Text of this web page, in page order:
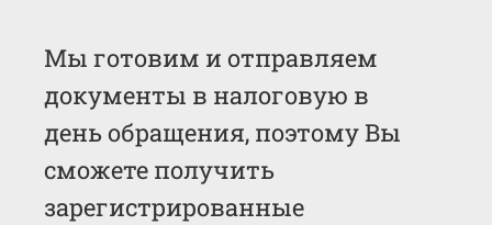
Мы готовим и отправляем
документы в налоговую в
день обращения, поэтому Вы
сможете получить
зарегистрированные